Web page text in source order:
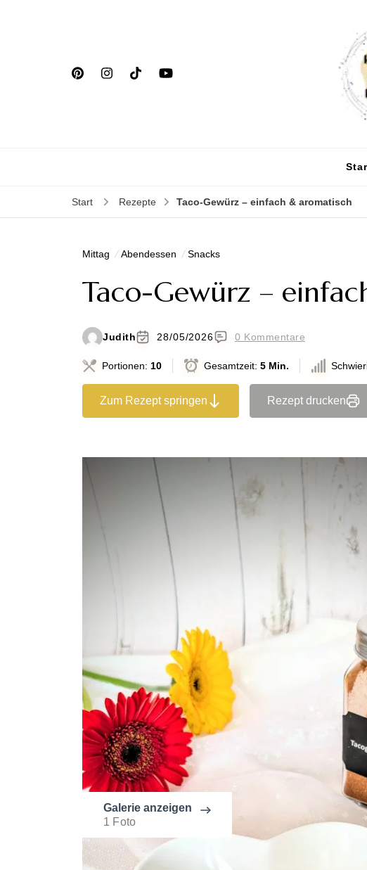
Start Rezepte Taco-Gewürz – einfach & aromatisch
Mittag Abendessen Snacks
Taco-Gewürz –
Judith 28/05/2026 0 Kommentare
Portionen: 10 Gesamtzeit: 5 Min.
Zum Rezept springen Rezept drucken
Galerie anzeigen
1 Foto